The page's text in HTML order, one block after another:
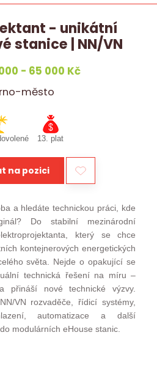
- unikátní
stanice | NN/VN
- 65 000 Kč
město
13. plat
na pozici
a hledáte technickou práci, kde
Do stabilní mezinárodní
který se chce
kontejnerových energetických
světa. Nejde o opakující se
technická řešení na míru –
přináší nové technické výzvy.
VN rozvaděče, řídicí systémy,
automatizace a další
modulárních eHouse stanic.